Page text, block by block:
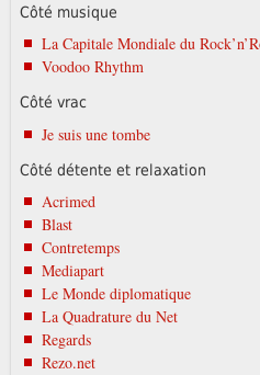
Côté musique
La Capitale Mondiale du
Voodoo Rhythm
Côté vrac
Je suis une tombe
Côté détente et relaxation
Acrimed
Blast
Contretemps
Mediapart
Le Monde diplomatique
La Quadrature du Net
Regards
Rezo.net